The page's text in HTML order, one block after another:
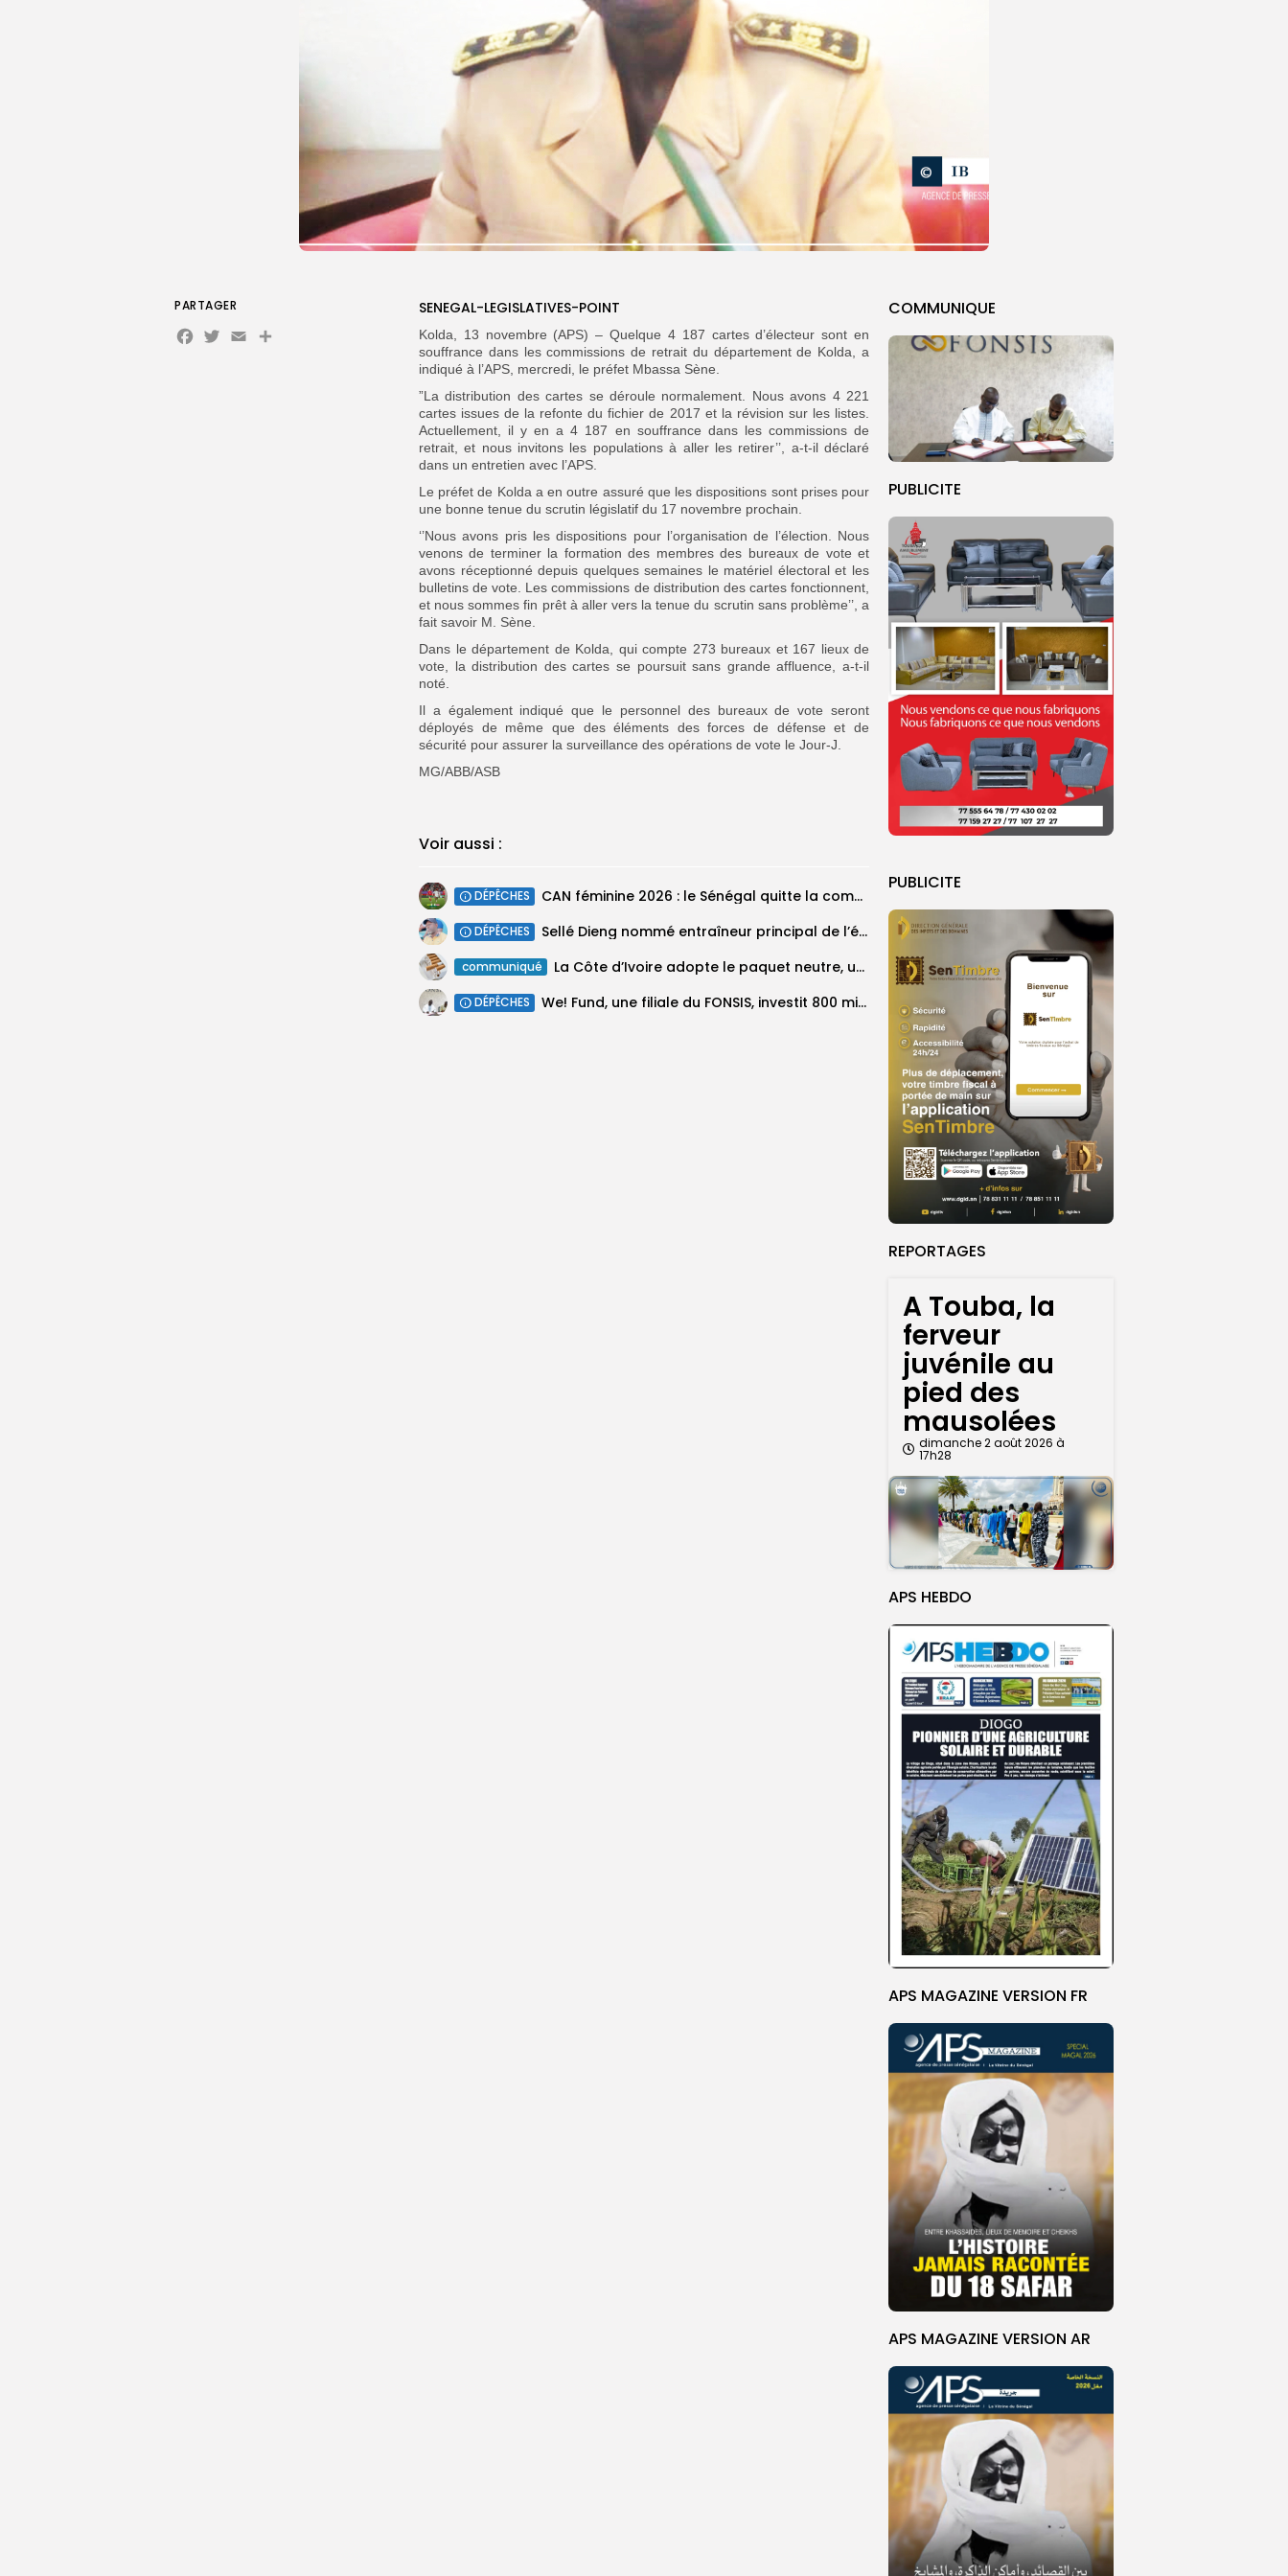
COMMUNIQUE
PUBLICITE
PUBLICITE
REPORTAGES
A Touba, la
ferveur
juvénile au
pied des
mausolées
dimanche 2 août 2026 à
17h28
APS HEBDO
APS MAGAZINE VERSION FR
APS MAGAZINE VERSION AR
SENEGAL-LEGISLATIVES-POINT
Kolda, 13 novembre (APS) – Quelque 4 187 cartes d’électeur sont en
souffrance dans les commissions de retrait du département de Kolda, a
indiqué à l’APS, mercredi, le préfet Mbassa Sène.
”La distribution des cartes se déroule normalement. Nous avons 4 221
cartes issues de la refonte du fichier de 2017 et la révision sur les listes.
Actuellement, il y en a 4 187 en souffrance dans les commissions de
retrait, et nous invitons les populations à aller les retirer’’, a-t-il déclaré
dans un entretien avec l’APS.
Le préfet de Kolda a en outre assuré que les dispositions sont prises pour
une bonne tenue du scrutin législatif du 17 novembre prochain.
‘’Nous avons pris les dispositions pour l’organisation de l’élection. Nous
venons de terminer la formation des membres des bureaux de vote et
avons réceptionné depuis quelques semaines le matériel électoral et les
bulletins de vote. Les commissions de distribution des cartes fonctionnent,
et nous sommes fin prêt à aller vers la tenue du scrutin sans problème’’, a
fait savoir M. Sène.
Dans le département de Kolda, qui compte 273 bureaux et 167 lieux de
vote, la distribution des cartes se poursuit sans grande affluence, a-t-il
noté.
Il a également indiqué que le personnel des bureaux de vote seront
déployés de même que des éléments des forces de défense et de
sécurité pour assurer la surveillance des opérations de vote le Jour-J.
MG/ABB/ASB
Voir aussi :
DÉPÊCHES ‎CAN féminine 2026 : le Sénégal quitte la compétition, le Maroc et...
DÉPÊCHES Sellé Dieng nommé entraîneur principal de l’équipe première ‎du Jaraaf (club)
communiqué La Côte d’Ivoire adopte le paquet neutre, un outil de renforcement de...
DÉPÊCHES We! Fund, une filiale du FONSIS, investit 800 millions de francs CFA...
PARTAGER
Facebook
Twitter
Email